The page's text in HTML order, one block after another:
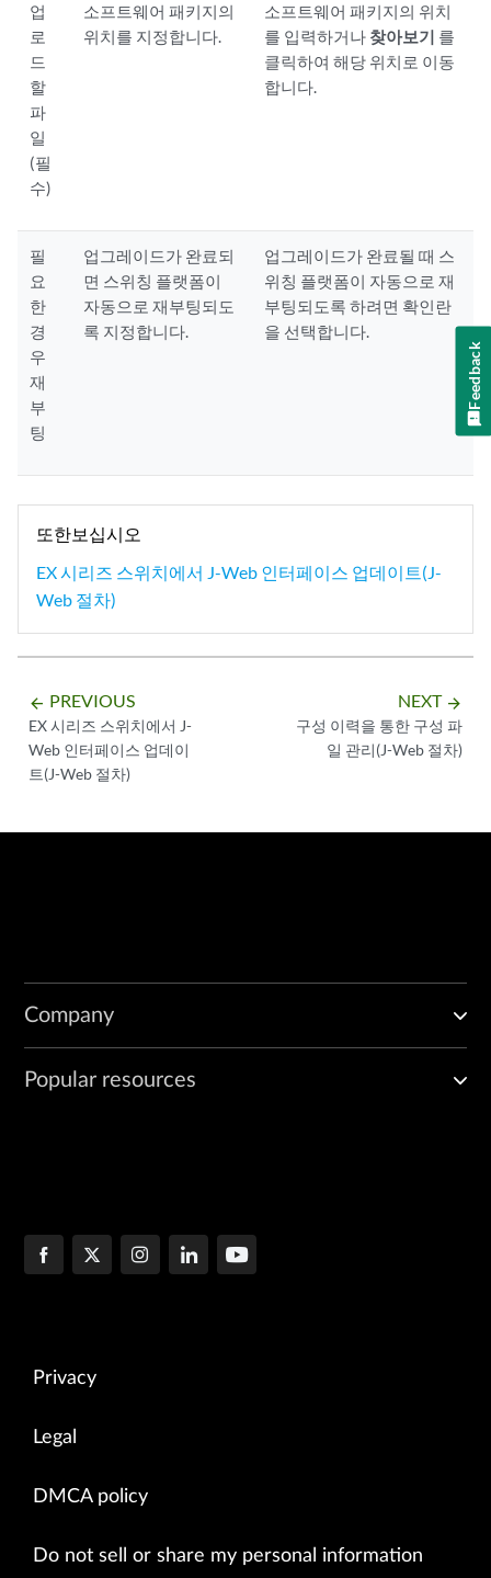
업
로
드
할
파
일
(필
수)
소프트웨어 패키지의
위치를 지정합니다.
소프트웨어 패키지의 위치
를 입력하거나 찾아보기 를
클릭하여 해당 위치로 이동
합니다.
필
요
한
경
우
재
부
팅
업그레이드가 완료되
면 스위칭 플랫폼이
자동으로 재부팅되도
록 지정합니다.
업그레이드가 완료될 때 스
위칭 플랫폼이 자동으로 재
부팅되도록 하려면 확인란
을 선택합니다.
또한보십시오
EX 시리즈 스위치에서 J-Web 인터페이스 업데이트(J-
Web 절차)
arrow_backward PREVIOUS
EX 시리즈 스위치에서 J-
Web 인터페이스 업데이
트(J-Web 절차)
NEXT arrow_forward
구성 이력을 통한 구성 파
일 관리(J-Web 절차)
Company
Popular resources
Privacy
Legal
DMCA policy
Do not sell or share my personal information
Feedback